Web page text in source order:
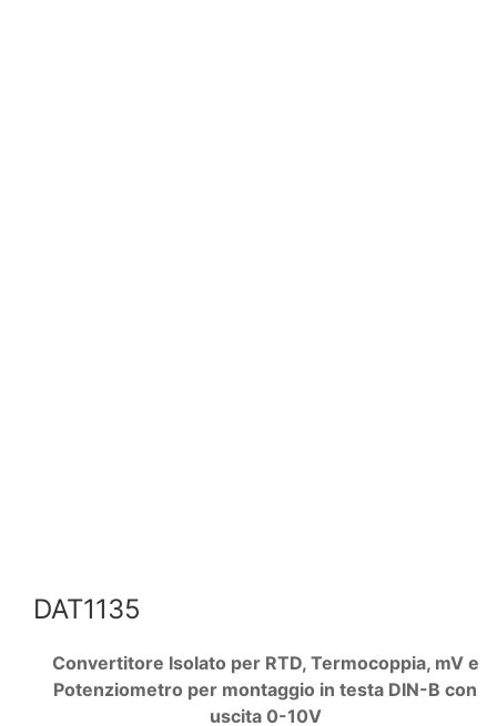
DAT1135
Convertitore Isolato per RTD, Termocoppia, mV e
Potenziometro per montaggio in testa DIN-B con
uscita 0-10V